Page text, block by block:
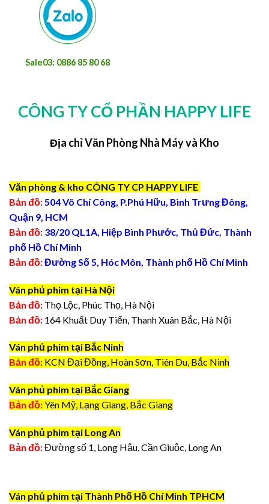
Sale03: 0886 85 80 68
CÔNG TY CỔ PHẦN HAPPY LIFE
Địa chỉ Văn Phòng Nhà Máy và Kho
Văn phòng & kho CÔNG TY CP HAPPY LIFE
Bản đồ:504 Võ Chí Công, P.Phú Hữu, Bình Trưng Đông,
Quận 9, HCM
Bản đồ: 38/20 QL1A, Hiệp Bình Phước, Thủ Đức, Thành
phố Hồ Chí Minh
Bản đồ:Đường Số 5, Hóc Môn, Thành phố Hồ Chí Minh
Ván phủ phim tại Hà Nội
Bản đồ: Thọ Lộc, Phúc Thọ, Hà Nội
Bản đồ: 164 Khuất Duy Tiến, Thanh Xuân Bắc, Hà Nội
Ván phủ phim tại Bắc Ninh
Bản đồ: KCN Đại Đồng, Hoàn Sơn, Tiên Du, Bắc Ninh
Ván phủ phim tại Bắc Giang
Bản đồ:Yên Mỹ, Lạng Giang, Bắc Giang
Ván phủ phim tại Long An
Bản đồ:Đường số 1, Long Hậu, Cần Giuộc, Long An
Ván phủ phim tại Thành Phố Hồ Chí Minh TPHCM